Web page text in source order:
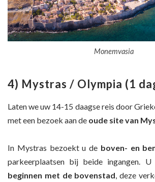
Monemvasia
4) Mystras / Olympia (1
Laten we uw 14-15 daagse reis door
met een bezoek aan de oude site van
In Mystras bezoekt u de boven- en
parkeerplaatsen bij beide ingangen. U
beginnen met de bovenstad, deze